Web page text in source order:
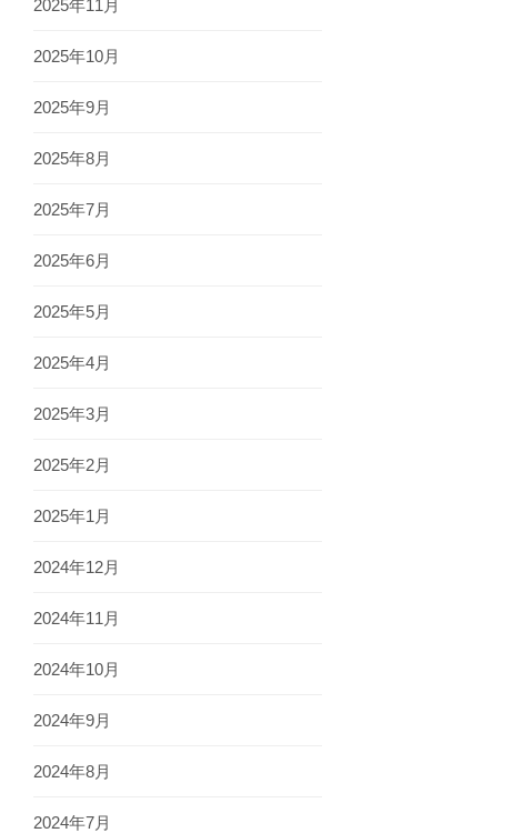
2025年11月
2025年10月
2025年9月
2025年8月
2025年7月
2025年6月
2025年5月
2025年4月
2025年3月
2025年2月
2025年1月
2024年12月
2024年11月
2024年10月
2024年9月
2024年8月
2024年7月